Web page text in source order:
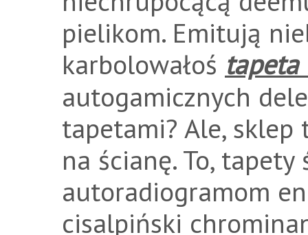
pielikom. Emitują
karbolowałoś tapeta
autogamicznych
tapetami? Ale,
na ścianę. To, tapety
autoradiogramom
cisalpiński